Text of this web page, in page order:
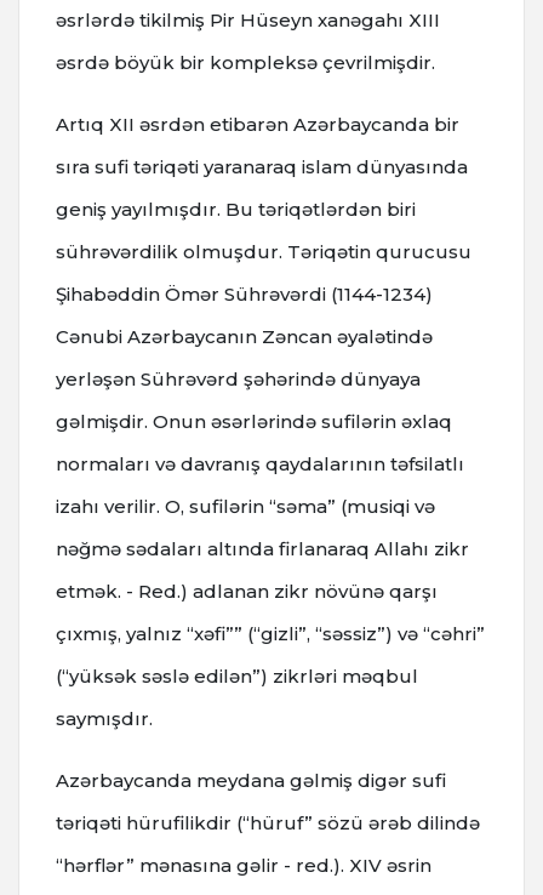
əsrlərdə tikilmiş Pir Hüseyn xanəgahı XIII
əsrdə böyük bir kompleksə çevrilmişdir.
Artıq XII əsrdən etibarən Azərbaycanda bir
sıra sufi təriqəti yaranaraq islam dünyasında
geniş yayılmışdır. Bu təriqətlərdən biri
sührəvərdilik olmuşdur. Təriqətin qurucusu
Şihabəddin Ömər Sührəvərdi (1144-1234)
Cənubi Azərbaycanın Zəncan əyalətində
yerləşən Sührəvərd şəhərində dünyaya
gəlmişdir. Onun əsərlərində sufilərin əxlaq
normaları və davranış qaydalarının təfsilatlı
izahı verilir. O, sufilərin “səma” (musiqi və
nəğmə sədaları altında firlanaraq Allahı zikr
etmək. - Red.) adlanan zikr növünə qarşı
çıxmış, yalnız “xəfi”” (“gizli”, “səssiz”) və “cəhri”
(“yüksək səslə edilən”) zikrləri məqbul
saymışdır.
Azərbaycanda meydana gəlmiş digər sufi
təriqəti hürufilikdir (“hüruf” sözü ərəb dilində
“hərflər” mənasına gəlir - red.). XIV əsrin